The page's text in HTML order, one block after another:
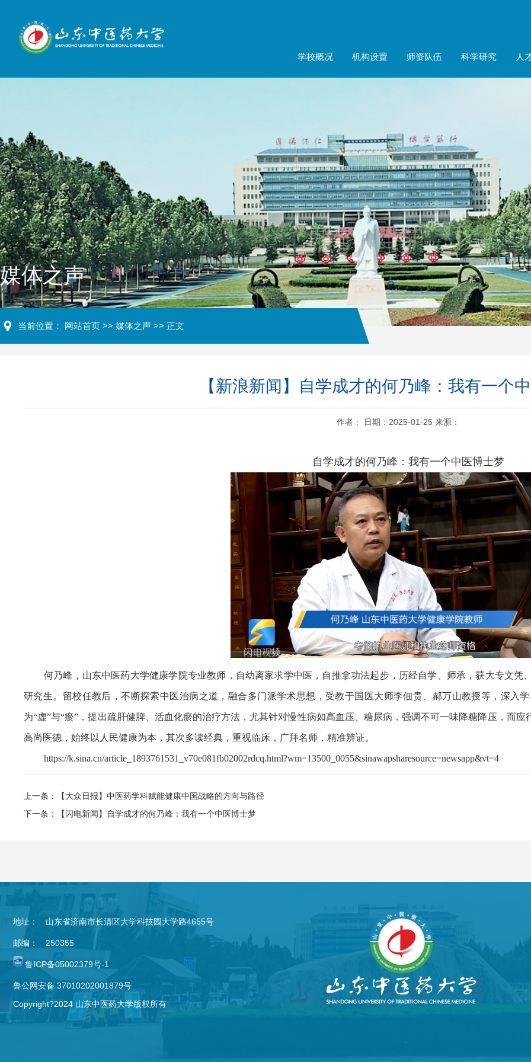
学校概况 机构设置 师资队伍 科学研究 人
媒体之声
当前位置： 网站首页 >> 媒体之声 >> 正文
【新浪新闻】自学成才的何乃峰：我有一个
作者： 日期：2025-01-25 来源：
自学成才的何乃峰：我有一个中医博士梦
何乃峰，山东中医药大学健康学院专业教师，自幼离家求学中医，自推拿功法起步，历经自学、师承，获大专文
研究生。留校任教后，不断探索中医治病之道，融合多门派学术思想，受教于国医大师李佃贵、郝万山教授等，深入
为“虚”与“瘀”，提出疏肝健脾、活血化瘀的治疗方法，尤其针对慢性病如高血压、糖尿病，强调不可一味降糖降压，而
高尚医德，始终以人民健康为本，其次多读经典，重视临床，广拜名师，精准辨证。
https://k.sina.cn/article_1893761531_v70e081fb02002rdcq.html?wm=13500_0055&sinawapsharesource=newsapp&vt=4
上一条：【大众日报】中医药学科赋能健康中国战略的方向与路径
下一条：【闪电新闻】自学成才的何乃峰：我有一个中医博士梦
地址： 山东省济南市长清区大学科技园大学路4655号
邮编： 250355
鲁ICP备05002379号-1
鲁公网安备 37010202001879号
Copyright?2024 山东中医药大学版权所有